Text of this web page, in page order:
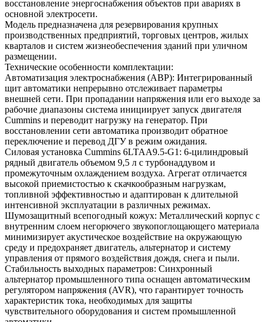
восстановление энергоснабжения объектов при авариях в
основной электросети.
Модель предназначена для резервирования крупных
производственных предприятий, торговых центров, жилых
кварталов и систем жизнеобеспечения зданий при уличном
размещении.
Технические особенности комплектации:
Автоматизация электроснабжения (АВР): Интегрированный
щит автоматики непрерывно отслеживает параметры
внешней сети. При пропадании напряжения или его выходе за
рабочие диапазоны система инициирует запуск двигателя
Cummins и переводит нагрузку на генератор. При
восстановлении сети автоматика производит обратное
переключение и перевод ДГУ в режим ожидания.
Силовая установка Cummins 6LTAA9.5-G1: 6-цилиндровый
рядный двигатель объемом 9,5 л с турбонаддувом и
промежуточным охлаждением воздуха. Агрегат отличается
высокой приемистостью к скачкообразным нагрузкам,
топливной эффективностью и адаптирован к длительной
интенсивной эксплуатации в различных режимах.
Шумозащитный всепогодный кожух: Металлический корпус с
внутренним слоем негорючего звукопоглощающего материала
минимизирует акустическое воздействие на окружающую
среду и предохраняет двигатель, альтернатор и систему
управления от прямого воздействия дождя, снега и пыли.
Стабильность выходных параметров: Синхронный
альтернатор промышленного типа оснащен автоматическим
регулятором напряжения (AVR), что гарантирует точность
характеристик тока, необходимых для защиты
чувствительного оборудования и систем промышленной